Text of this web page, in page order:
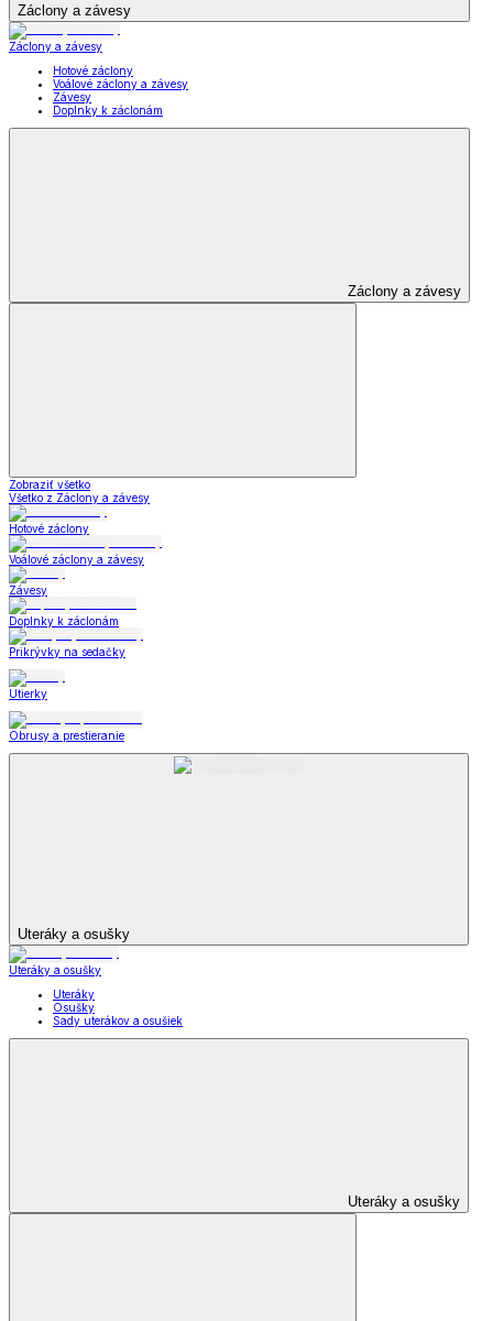
Záclony a závesy
Záclony a závesy
Hotové záclony
Voálové záclony a závesy
Závesy
Doplnky k záclonám
Záclony a závesy
Zobraziť všetko
Všetko z Záclony a závesy
Hotové záclony
Voálové záclony a závesy
Závesy
Doplnky k záclonám
Prikrývky na sedačky
Utierky
Obrusy a prestieranie
Uteráky a osušky
Uteráky a osušky
Uteráky
Osušky
Sady uterákov a osušiek
Uteráky a osušky